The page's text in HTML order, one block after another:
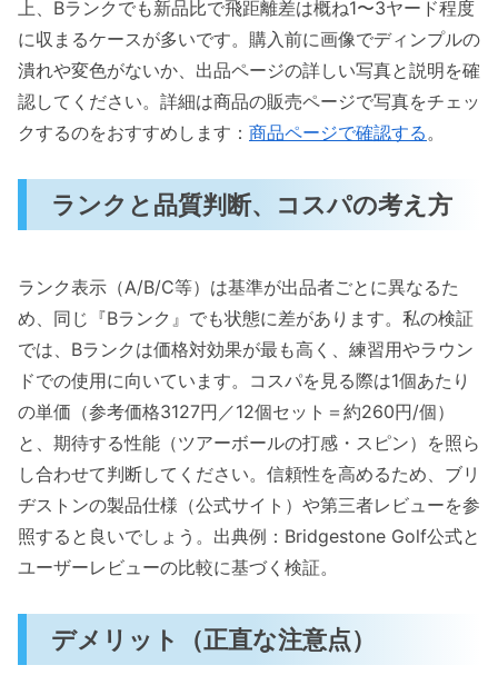
上、Bランクでも新品比で飛距離差は概ね1〜3ヤード程度
に収まるケースが多いです。購入前に画像でディンプルの
潰れや変色がないか、出品ページの詳しい写真と説明を確
認してください。詳細は商品の販売ページで写真をチェッ
クするのをおすすめします： 商品ページで確認する 。
ランクと品質判断、コスパの考え方
ランク表示（A/B/C等）は基準が出品者ごとに異なるた
め、同じ『Bランク』でも状態に差があります。私の検証
では、Bランクは価格対効果が最も高く、練習用やラウン
ドでの使用に向いています。コスパを見る際は1個あたり
の単価（参考価格3127円／12個セット＝約260円/個）
と、期待する性能（ツアーボールの打感・スピン）を照ら
し合わせて判断してください。信頼性を高めるため、ブリ
ヂストンの製品仕様（公式サイト）や第三者レビューを参
照すると良いでしょう。出典例：Bridgestone Golf公式と
ユーザーレビューの比較に基づく検証。
デメリット（正直な注意点）